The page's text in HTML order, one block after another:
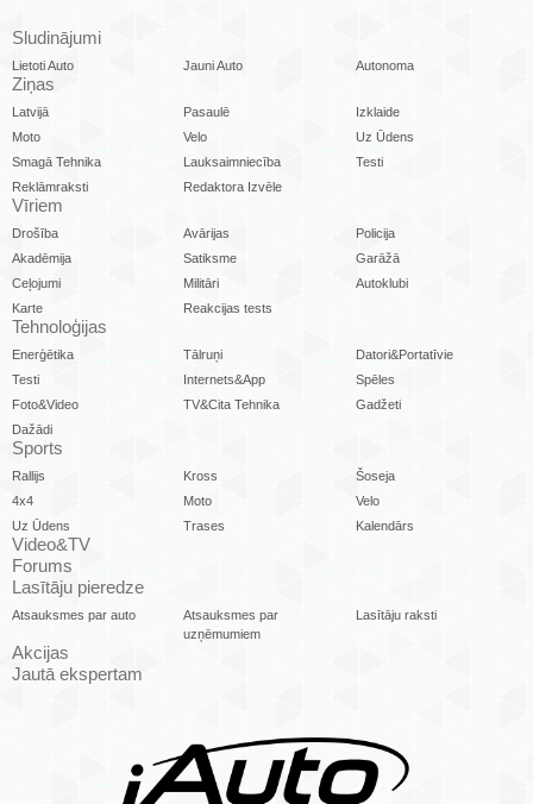
Sludinājumi
Lietoti Auto Jauni Auto Autonoma
Ziņas
Latvijā Pasaulē
Izklaide
Moto
Velo
Uz Ūdens
Smagā Tehnika
Lauksaimniecība
Testi
Reklāmraksti
Redaktora Izvēle
Vīriem
Drošība Avārijas
Policija
Akadēmija
Satiksme
Garāžā
Ceļojumi
Militāri
Autoklubi
Karte
Reakcijas tests
Tehnoloģijas
Enerģētika Tālruņi
Datori&Portatīvie
Testi
Internets&App
Spēles
Foto&Video
TV&Cita Tehnika
Gadžeti
Dažādi
Sports
Rallijs Kross
Šoseja
4x4
Moto
Velo
Uz Ūdens
Trases Kalendārs
Video&TV
Forums
Lasītāju pieredze
Atsauksmes par auto
Atsauksmes par
uzņēmumiem
Lasītāju raksti
Akcijas
Jautā ekspertam